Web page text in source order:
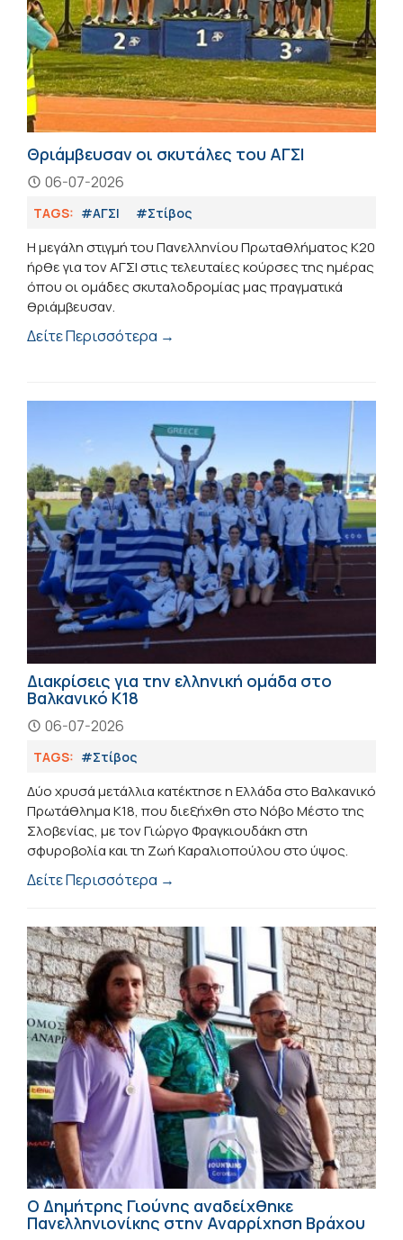
Θριάμβευσαν οι σκυτάλες του ΑΓΣΙ
06-07-2026
TAGS: #ΑΓΣΙ #Στίβος
Η μεγάλη στιγμή του Πανελληνίου Πρωταθλήματος Κ20
ήρθε για τον ΑΓΣΙ στις τελευταίες κούρσες της ημέρας
όπου οι ομάδες σκυταλοδρομίας μας πραγματικά
θριάμβευσαν.
Δείτε Περισσότερα →
Διακρίσεις για την ελληνική ομάδα στο
Βαλκανικό Κ18
06-07-2026
TAGS: #Στίβος
Δύο χρυσά μετάλλια κατέκτησε η Ελλάδα στο Βαλκανικό
Πρωτάθλημα Κ18, που διεξήχθη στο Νόβο Μέστο της
Σλοβενίας, με τον Γιώργο Φραγκιουδάκη στη
σφυροβολία και τη Ζωή Καραλιοπούλου στο ύψος.
Δείτε Περισσότερα →
Ο Δημήτρης Γιούνης αναδείχθηκε
Πανελληνιονίκης στην Αναρρίχηση Βράχου